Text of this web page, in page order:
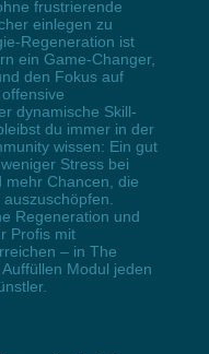
frustrierende
einlegen zu
Regeneration ist
ein Game-Changer,
den Fokus auf
dynamische Skill-
du immer in der
wissen: Ein gut
Stress bei
mehr Chancen, die
Regeneration und
Profis mit
– in The
Modul jeden